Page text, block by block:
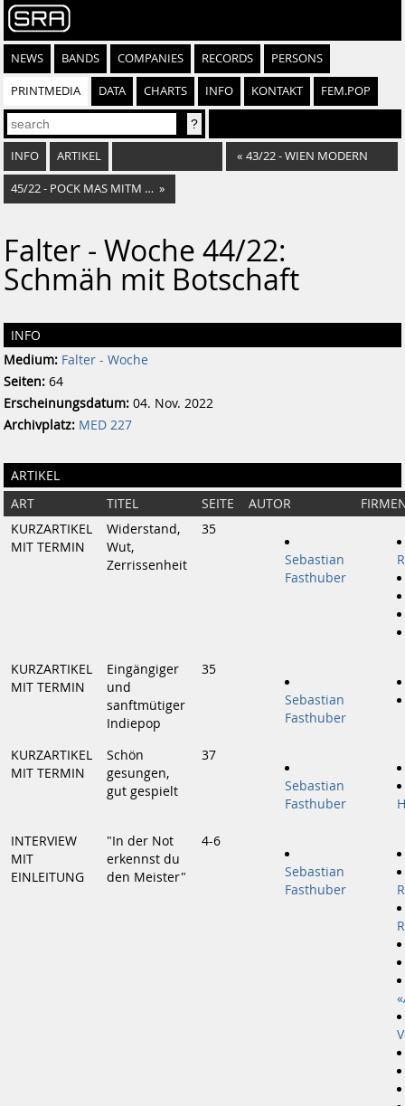
NEWS BANDS COMPANIES RECORDS PERSONS
PRINTMEDIA DATA CHARTS INFO KONTAKT FEM.POP
INFO ARTIKEL « 43/22 - WIEN MODERN
45/22 - POCK MAS MITM SCHMÄH »
Falter - Woche 44/22:
Schmäh mit Botschaft
INFO
Medium: Falter - Woche
Seiten: 64
Erscheinungsdatum: 04. Nov. 2022
Archivplatz: MED 227
ARTIKEL
ART TITEL SEITE AUTOR
KURZARTIKEL
MIT TERMIN
Widerstand,
Wut,
Zerrissenheit
35
Sebastian
Fasthuber
KURZARTIKEL
MIT TERMIN
Eingängiger
und
sanftmütiger
Indiepop
35
Sebastian
Fasthuber
KURZARTIKEL
MIT TERMIN
Schön
gesungen,
gut gespielt
37
Sebastian
Fasthuber
INTERVIEW
MIT
EINLEITUNG
"In der Not
erkennst du
den Meister"
4-6
Sebastian
Fasthuber